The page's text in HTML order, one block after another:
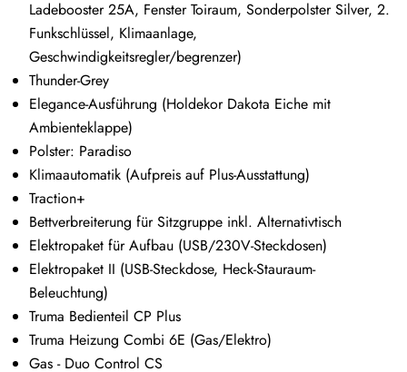
Ladebooster 25A, Fenster Toiraum, Sonderpolster Silver, 2.
Funkschlüssel, Klimaanlage,
Geschwindigkeitsregler/begrenzer)
Thunder-Grey
Elegance-Ausführung (Holdekor Dakota Eiche mit
Ambienteklappe)
Polster: Paradiso
Klimaautomatik (Aufpreis auf Plus-Ausstattung)
Traction+
Bettverbreiterung für Sitzgruppe inkl. Alternativtisch
Elektropaket für Aufbau (USB/230V-Steckdosen)
Elektropaket II (USB-Steckdose, Heck-Stauraum-
Beleuchtung)
Truma Bedienteil CP Plus
Truma Heizung Combi 6E (Gas/Elektro)
Gas - Duo Control CS